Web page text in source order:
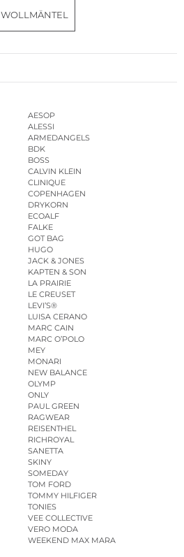
WOLLMÄNTEL
AESOP
ALESSI
ARMEDANGELS
BDK
BOSS
CALVIN KLEIN
CLINIQUE
COPENHAGEN
DRYKORN
ECOALF
FALKE
GOT BAG
HUGO
JACK & JONES
KAPTEN & SON
LA PRAIRIE
LE CREUSET
LEVI’S®
LUISA CERANO
MARC CAIN
MARC O’POLO
MEY
MONARI
NEW BALANCE
OLYMP
ONLY
PAUL GREEN
RAGWEAR
REISENTHEL
RICHROYAL
SANETTA
SKINY
SOMEDAY
TOM FORD
TOMMY HILFIGER
TONIES
VEE COLLECTIVE
VERO MODA
WEEKEND MAX MARA